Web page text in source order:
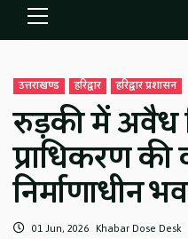
Primary
Menu
उत्तराखण्ड हरिद्वार हरिद्वार प्रशासन
रुड़की में अवैध
प्राधिकरण की
निर्माणाधीन
01 Jun, 2026 Khabar Dose Desk